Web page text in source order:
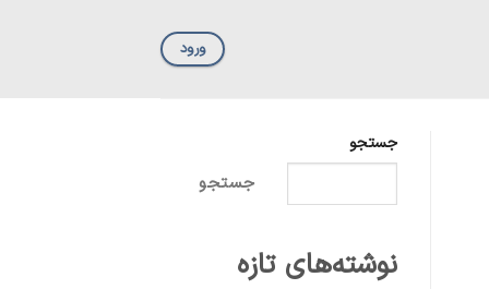
ورود
جستجو
جستجو
نوشته‌های تازه